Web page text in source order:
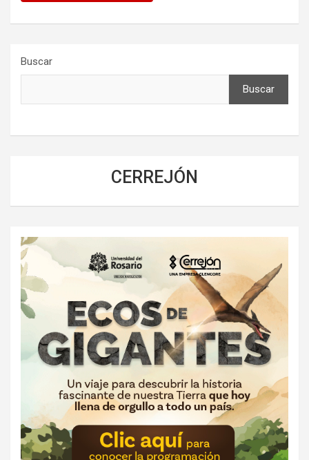
Buscar
Buscar
CERREJÓN